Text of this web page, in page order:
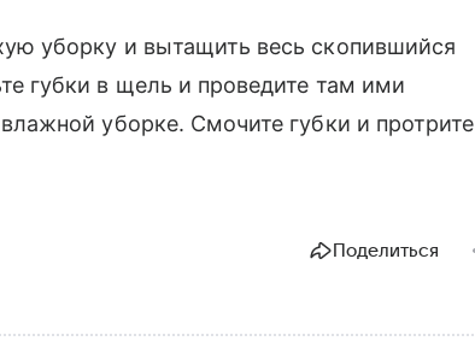
уборку и вытащить весь скопившийся
губки в щель и проведите там ими
уборке. Смочите губки и протрите
Поделиться